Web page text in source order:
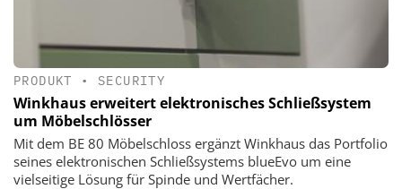
PRODUKT • SECURITY
Winkhaus erweitert elektronisches Schließsystem
um Möbelschlösser
Mit dem BE 80 Möbelschloss ergänzt Winkhaus das Portfolio
seines elektronischen Schließsystems blueEvo um eine
vielseitige Lösung für Spinde und Wertfächer.